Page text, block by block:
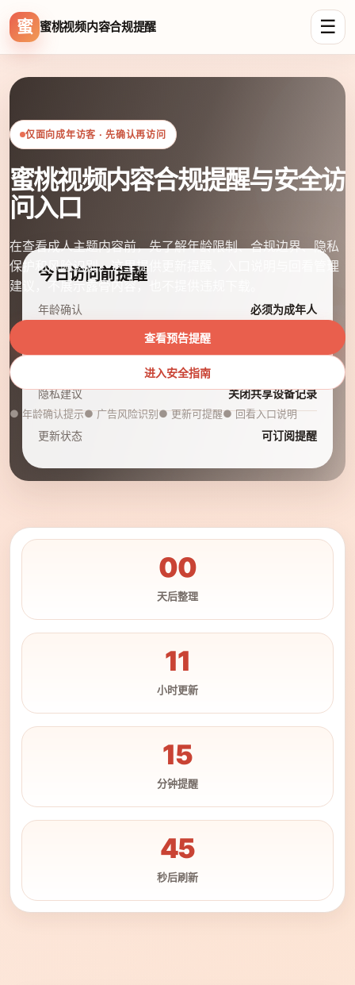
蜜 蜜桃视频内容合规提醒 ☰
仅面向成年访客 · 先确认再访问
蜜桃视频内容合规提醒与安全访
问入口
在查看成人主题内容前，先了解年龄限制、合规边界、隐私
保护和风险识别。这里提供更新提醒、入口说明与回看管理
建议，不展示露骨内容，也不提供违规下载。
查看预告提醒
进入安全指南
● 年龄确认提示● 广告风险识别● 更新可提醒● 回看入口说明
今日访问前提醒
年龄确认 必须为成年人
隐私建议 关闭共享设备记录
更新状态 可订阅提醒
00
天后整理
11
小时更新
15
分钟提醒
45
秒后刷新